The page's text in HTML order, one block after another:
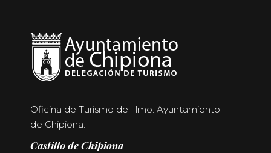
Oficina de Turismo del Ilmo. Ayuntamiento
de Chipiona.
Castillo de Chipiona